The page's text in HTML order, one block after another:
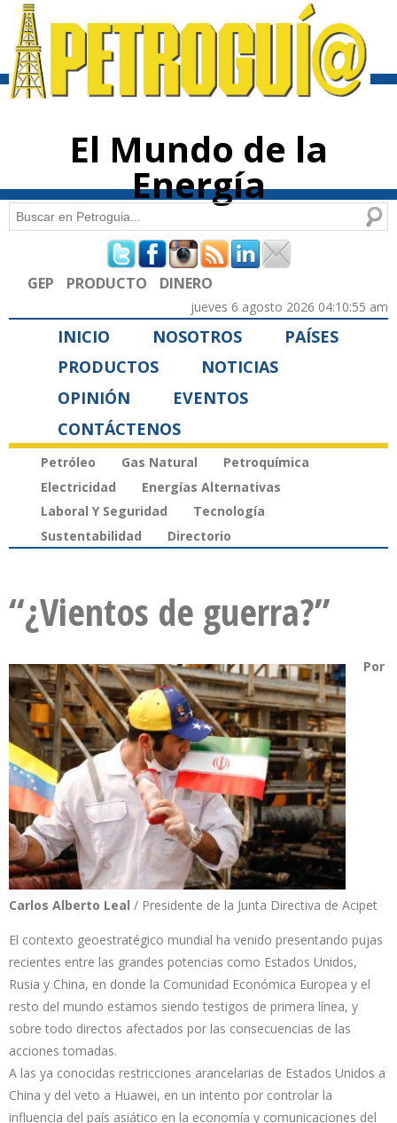
contenido
El Mundo de la
Energía
Formulario de búsqueda
Buscar
GEP PRODUCTO DINERO
jueves 6 agosto 2026 04:10:55 am
INICIO NOSOTROS
PAÍSES
PRODUCTOS
NOTICIAS
OPINIÓN
EVENTOS
CONTÁCTENOS
Petróleo Gas Natural
Petroquímica
Electricidad
Energías Alternativas
Laboral Y Seguridad
Tecnología
Sustentabilidad
Directorio
“¿Vientos de guerra?”
Por
Carlos Alberto Leal / Presidente de la Junta Directiva de Acipet
El contexto geoestratégico mundial ha venido presentando pujas
recientes entre las grandes potencias como Estados Unidos,
Rusia y China, en donde la Comunidad Económica Europea y el
resto del mundo estamos siendo testigos de primera línea, y
sobre todo directos afectados por las consecuencias de las
acciones tomadas.
A las ya conocidas restricciones arancelarias de Estados Unidos a
China y del veto a Huawei, en un intento por controlar la
influencia del país asiático en la economía y comunicaciones del